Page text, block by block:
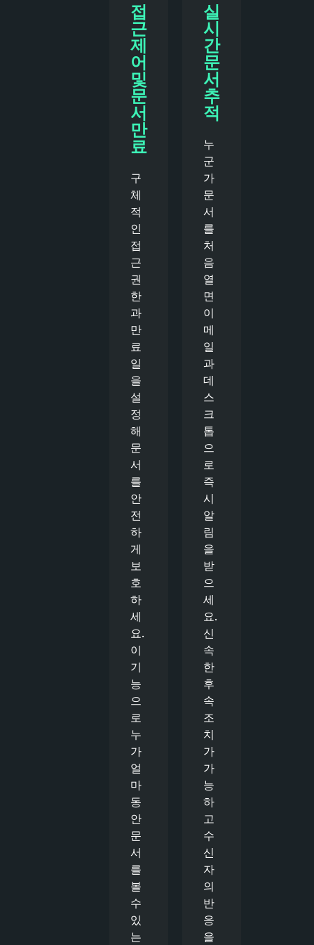
접
근
제
어
및
문
서
만
료
구
체
적
인
접
근
권
한
과
만
료
일
을
설
정
해
문
서
를
안
전
하
게
보
호
하
세
요.
이
기
능
으
로
누
가
얼
마
동
안
문
서
를
볼
수
있
는
실
시
간
문
서
추
적
누
군
가
문
서
를
처
음
열
면
이
메
일
과
데
스
크
톱
으
로
즉
시
알
림
을
받
으
세
요.
신
속
한
후
속
조
치
가
가
능
하
고
수
신
자
의
반
응
을